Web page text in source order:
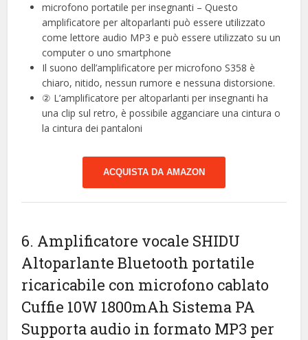
microfono portatile per insegnanti – Questo
amplificatore per altoparlanti può essere utilizzato
come lettore audio MP3 e può essere utilizzato su un
computer o uno smartphone
Il suono dell’amplificatore per microfono S358 è
chiaro, nitido, nessun rumore e nessuna distorsione.
② L’amplificatore per altoparlanti per insegnanti ha
una clip sul retro, è possibile agganciare una cintura o
la cintura dei pantaloni
ACQUISTA DA AMAZON
6. Amplificatore vocale SHIDU
Altoparlante Bluetooth portatile
ricaricabile con microfono cablato
Cuffie 10W 1800mAh Sistema PA
Supporta audio in formato MP3 per